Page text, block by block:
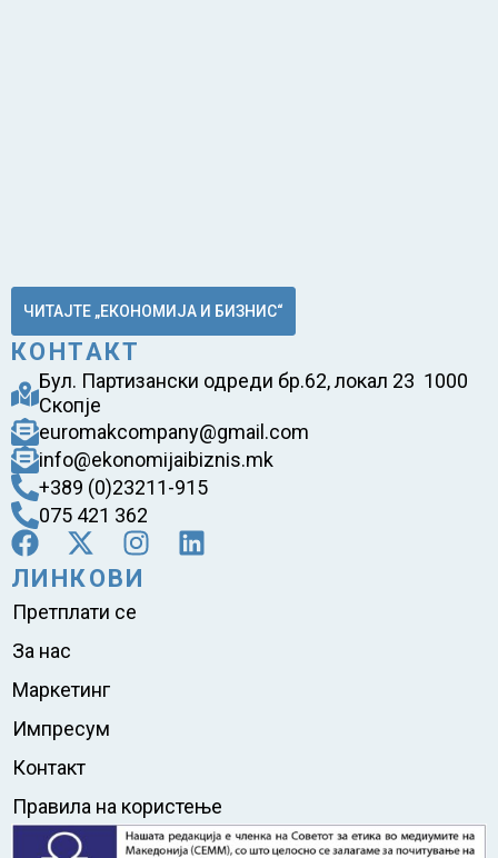
ЧИТАЈТЕ „ЕКОНОМИЈА И БИЗНИС“
КОНТАКТ
Бул. Партизански одреди бр.62, локал 23 1000
Скопје
euromakcompany@gmail.com
info@ekonomijaibiznis.mk
+389 (0)23211-915
075 421 362
ЛИНКОВИ
Претплати се
За нас
Маркетинг
Импресум
Контакт
Правила на користење